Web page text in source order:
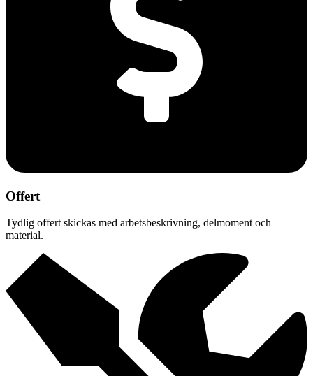
Offert
Tydlig offert skickas med arbetsbeskrivning, delmoment och
material.